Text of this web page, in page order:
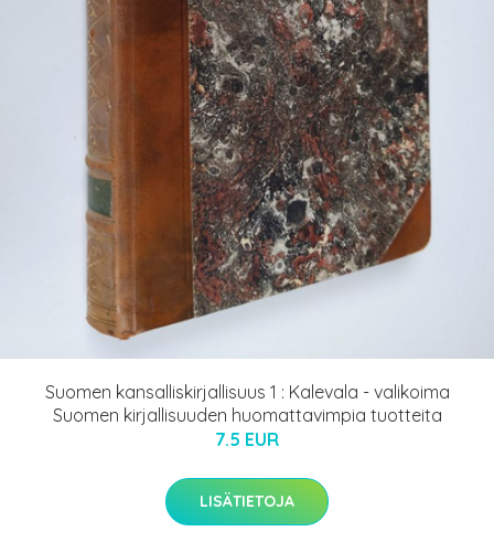
Suomen kansalliskirjallisuus 1 : Kalevala - valikoima
Suomen kirjallisuuden huomattavimpia tuotteita
7.5 EUR
LISÄTIETOJA